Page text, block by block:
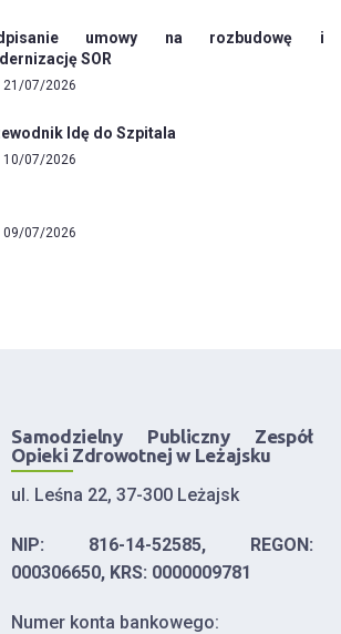
umowy na rozbudowę i
SOR
21/07/2026
Idę do Szpitala
10/07/2026
09/07/2026
Samodzielny Publiczny Zespół
Opieki Zdrowotnej w Leżajsku
ul. Leśna 22, 37-300 Leżajsk
NIP: 816-14-52585, REGON:
000306650, KRS: 0000009781
Numer konta bankowego: